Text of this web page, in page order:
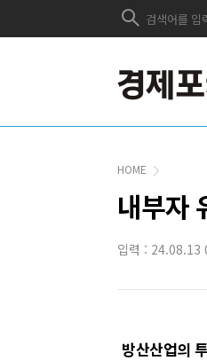
HOME
내부자
입력 : 24.08.13
방산산업의